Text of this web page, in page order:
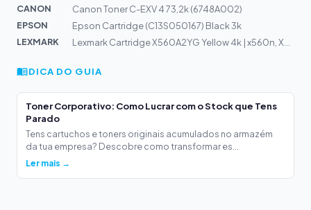
CANON
Canon Toner C-EXV 4 73,2k (6748A002)
EPSON
Epson Cartridge (C13S050167) Black 3k
LEXMARK
Lexmark Cartridge X560A2YG Yellow 4k | x560n, X560dn
DICA DO GUIA
Toner Corporativo: Como Lucrar com o Stock que Tens
Parado
Tens cartuchos e toners originais acumulados no armazém
da tua empresa? Descobre como transformar es...
Ler mais →